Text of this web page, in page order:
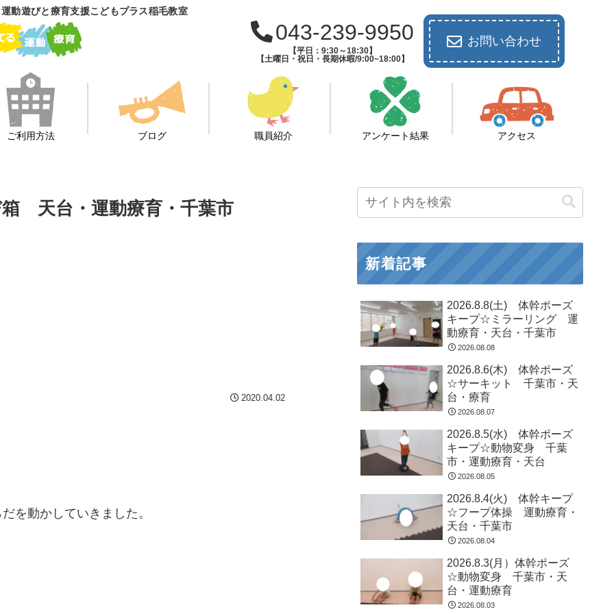
動遊びと療育支援こどもプラス稲毛教室
043-239-9950
【平日：9:30～18:30】
【土曜日・祝日・長期休暇/9:00~18:00】
お問い合わせ
ご利用方法 ブログ 職員紹介 アンケート結果 アクセス
天台・運動療育・千葉市
2020.04.02
を動かしていきました。
新着記事
2026.8.8(土) 体幹ポーズ
キープ☆ミラーリング 運
動療育・天台・千葉市
2026.08.08
2026.8.6(木) 体幹ポーズ
☆サーキット 千葉市・天
台・療育
2026.08.07
2026.8.5(水) 体幹ポーズ
キープ☆動物変身 千葉
市・運動療育・天台
2026.08.05
2026.8.4(火) 体幹キープ
☆フープ体操 運動療育・
天台・千葉市
2026.08.04
2026.8.3(月）体幹ポーズ
☆動物変身 千葉市・天
台・運動療育
2026.08.03